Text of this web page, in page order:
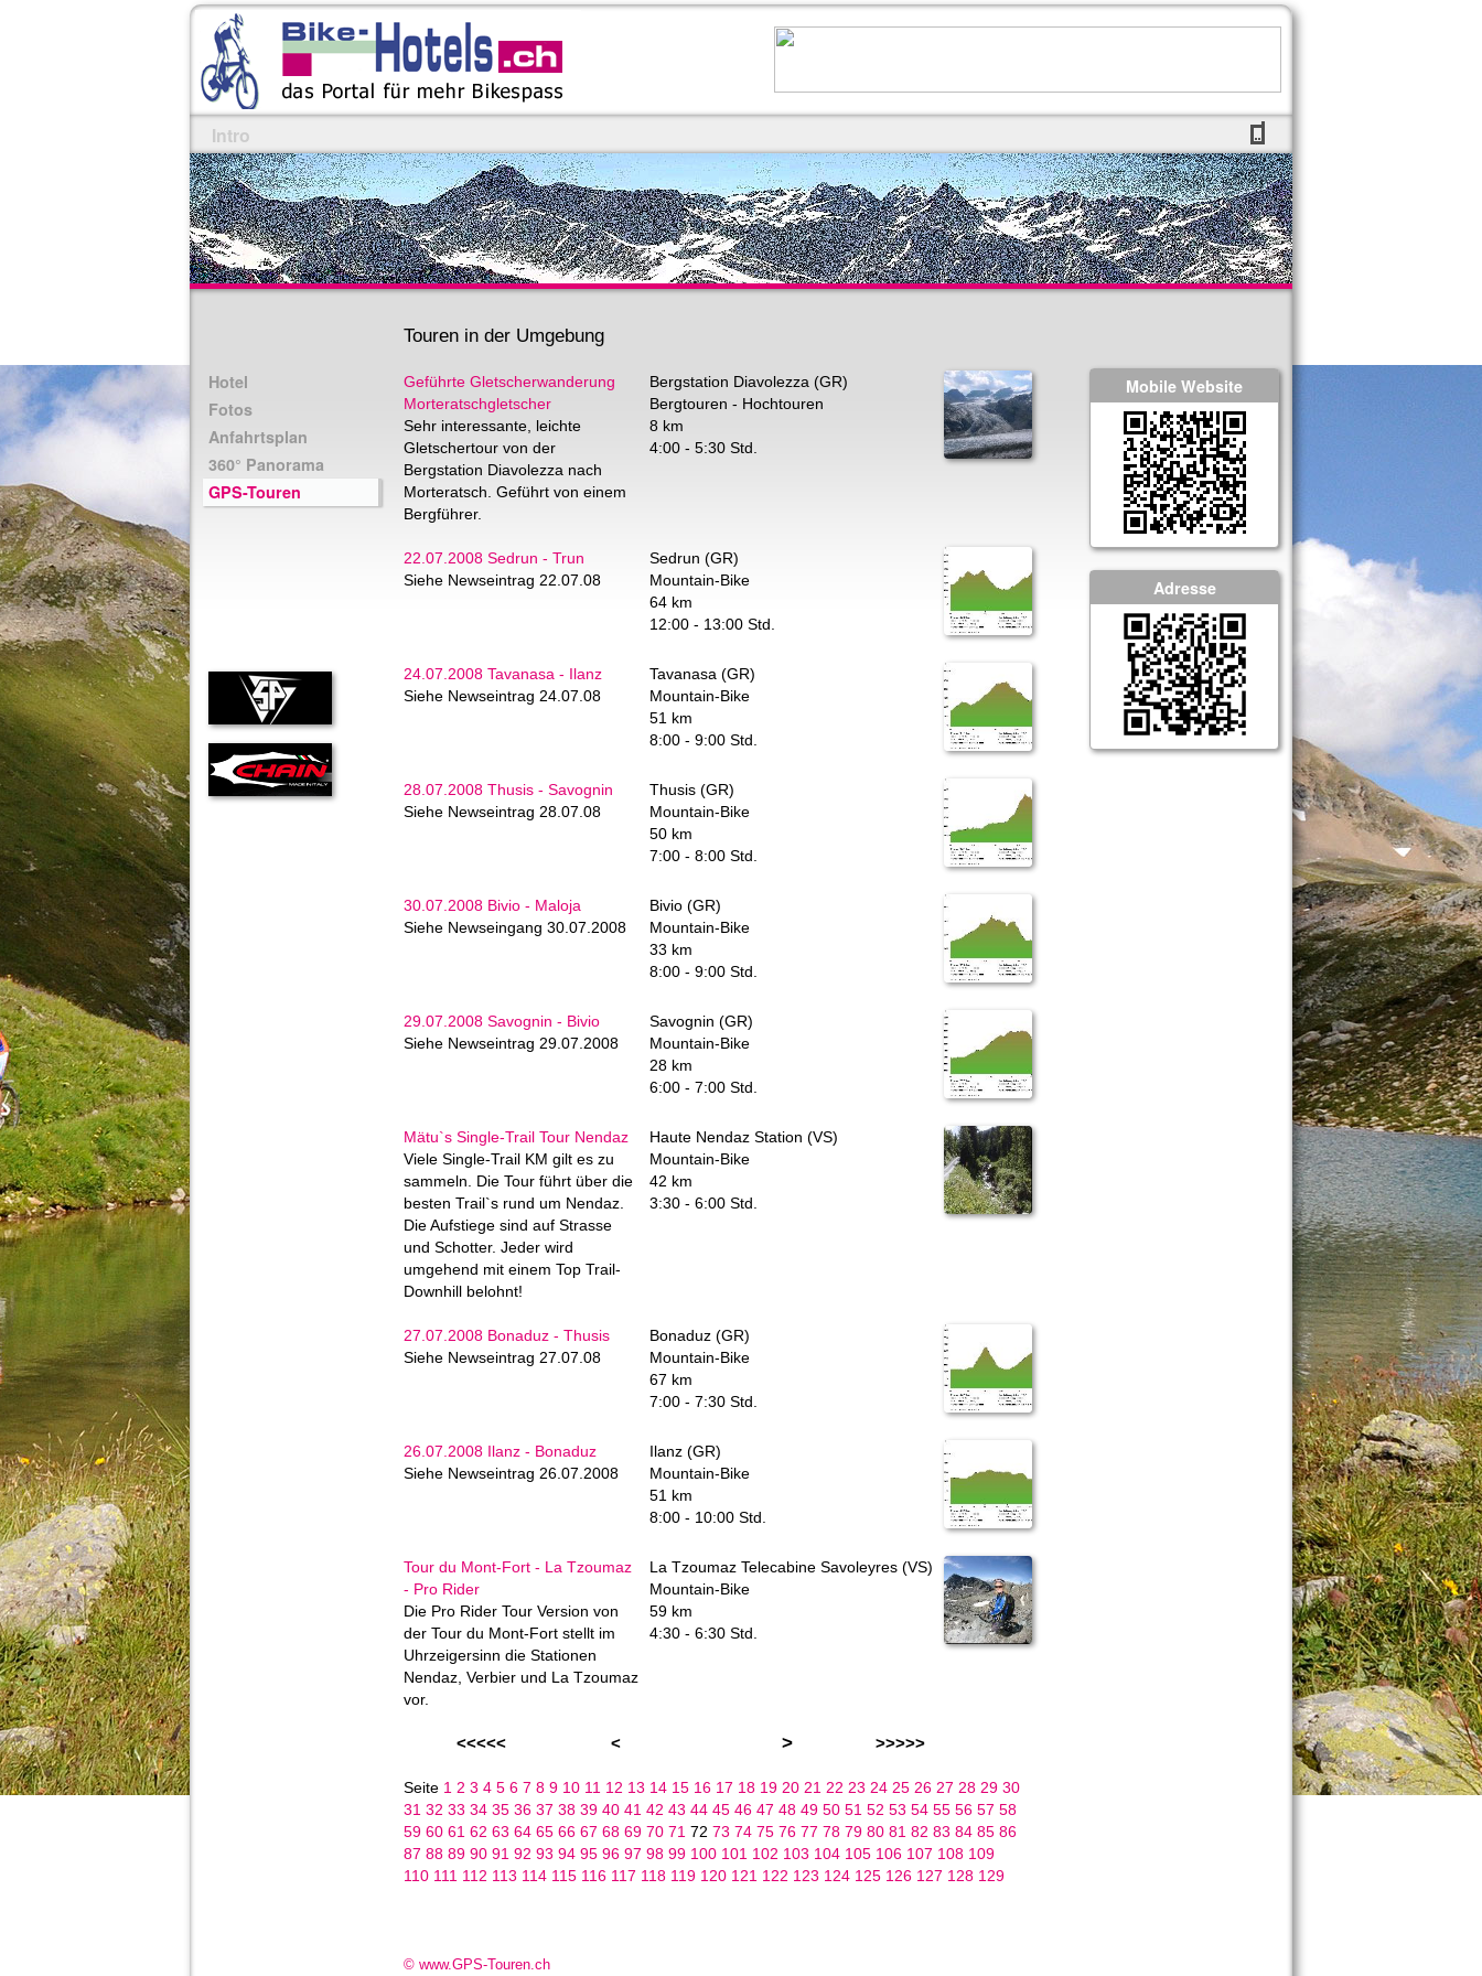
Intro
Hotel
Fotos
Anfahrtsplan
360° Panorama
GPS-Touren
Touren in der Umgebung
Geführte Gletscherwanderung
Morteratschgletscher
Sehr interessante, leichte
Gletschertour von der
Bergstation Diavolezza nach
Morteratsch. Geführt von einem
Bergführer.
Bergstation Diavolezza (GR)
Bergtouren - Hochtouren
8 km
4:00 - 5:30 Std.
22.07.2008 Sedrun - Trun
Siehe Newseintrag 22.07.08
Sedrun (GR)
Mountain-Bike
64 km
12:00 - 13:00 Std.
24.07.2008 Tavanasa - Ilanz
Siehe Newseintrag 24.07.08
Tavanasa (GR)
Mountain-Bike
51 km
8:00 - 9:00 Std.
28.07.2008 Thusis - Savognin
Siehe Newseintrag 28.07.08
Thusis (GR)
Mountain-Bike
50 km
7:00 - 8:00 Std.
30.07.2008 Bivio - Maloja
Siehe Newseingang 30.07.2008
Bivio (GR)
Mountain-Bike
33 km
8:00 - 9:00 Std.
29.07.2008 Savognin - Bivio
Siehe Newseintrag 29.07.2008
Savognin (GR)
Mountain-Bike
28 km
6:00 - 7:00 Std.
Mätu`s Single-Trail Tour Nendaz
Viele Single-Trail KM gilt es zu
sammeln. Die Tour führt über die
besten Trail`s rund um Nendaz.
Die Aufstiege sind auf Strasse
und Schotter. Jeder wird
umgehend mit einem Top Trail-
Downhill belohnt!
Haute Nendaz Station (VS)
Mountain-Bike
42 km
3:30 - 6:00 Std.
27.07.2008 Bonaduz - Thusis
Siehe Newseintrag 27.07.08
Bonaduz (GR)
Mountain-Bike
67 km
7:00 - 7:30 Std.
26.07.2008 Ilanz - Bonaduz
Siehe Newseintrag 26.07.2008
Ilanz (GR)
Mountain-Bike
51 km
8:00 - 10:00 Std.
Tour du Mont-Fort - La Tzoumaz
- Pro Rider
Die Pro Rider Tour Version von
der Tour du Mont-Fort stellt im
Uhrzeigersinn die Stationen
Nendaz, Verbier und La Tzoumaz
vor.
La Tzoumaz Telecabine Savoleyres (VS)
Mountain-Bike
59 km
4:30 - 6:30 Std.
<<<<< < > >>>>>
Seite 1 2 3 4 5 6 7 8 9 10 11 12 13 14 15 16 17 18 19 20 21 22 23 24 25 26 27 28 29 30
31 32 33 34 35 36 37 38 39 40 41 42 43 44 45 46 47 48 49 50 51 52 53 54 55 56 57 58
59 60 61 62 63 64 65 66 67 68 69 70 71 72 73 74 75 76 77 78 79 80 81 82 83 84 85 86
87 88 89 90 91 92 93 94 95 96 97 98 99 100 101 102 103 104 105 106 107 108 109
110 111 112 113 114 115 116 117 118 119 120 121 122 123 124 125 126 127 128 129
© www.GPS-Touren.ch
Mobile Website
Adresse